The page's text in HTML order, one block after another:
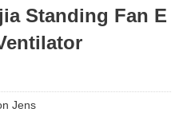
Standing Fan E
Jens